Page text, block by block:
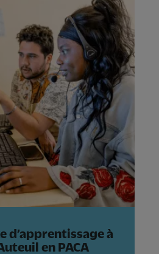
d’apprentissage à
en PACA